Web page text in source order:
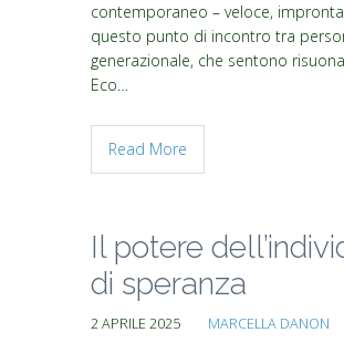
contemporaneo – veloce,
questo punto di incontro tra
generazionale, che sentono
Eco…
Read More
Il potere
di speranza
2 APRILE 2025 MARCELLA DANON